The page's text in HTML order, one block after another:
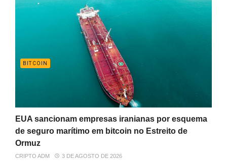
BITCOIN
EUA sancionam empresas iranianas por esquema
de seguro marítimo em bitcoin no Estreito de
Ormuz
CRIPTO ADM 3 DE AGOSTO DE 2026